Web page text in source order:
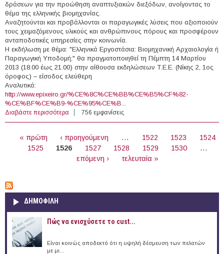
δράσεων για την προώθηση αναπτυξιακών διεξόδων, ανοίγοντας το
θέμα της ελληνικής βιομηχανίας.
Αναζητούνται και προβάλλονται οι παραγωγικές λύσεις που αξιοποιούν
τους χειμαζόμενους υλικούς και ανθρώπινους πόρους και προσφέρουν
ανταποδοτικές υπηρεσίες στην κοινωνία.
Η εκδήλωση με θέμα: "Ελληνικά Εργοστάσια: Βιομηχανική Αρχαιολογία ή
Παραγωγική Υποδομή;" θα πραγματοποιηθεί τη Πέμπτη 14 Μαρτίου
2013 (18.00 έως 21.00) στην αίθουσα εκδηλώσεων Τ.Ε.Ε. (Νίκης 2, 1ος
όροφος) – είσοδος ελεύθερη
Αναλυτικά:
http://www.epixeiro.gr/%CE%8C%CE%BB%CE%B5%CF%82-
%CE%BF%CE%B9-%CE%95%CE%B...
Διαβάστε περισσότερα για 14/3/2013 - Ελληνικά Εργοστάσια: Βιομηχανική
Αρχαιολογία ή Παραγωγική Υποδομή; (Θεσσαλονίκη)
756 εμφανίσεις
« πρώτη ‹ προηγούμενη … 1522 1523
1524
1525
1526 1527 1528 1529 1530
…
επόμενη ›
τελευταία »
ΔΗΜΟΦΙΛΗ
Πώς να ενισχύσετε το cust...
Είναι κοινώς αποδεκτό ότι η υψηλή δέσμευση των πελατών
με μι...